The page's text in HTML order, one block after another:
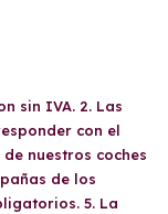
sin IVA. 2. Las
con el
nuestros coches
de los
5. La